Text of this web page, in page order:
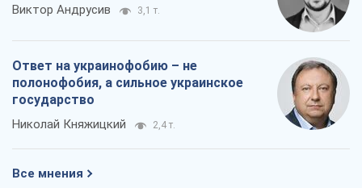
Виктор Андрусив 3,1 т.
Ответ на украинофобию – не
полонофобия, а сильное украинское
государство
Николай Княжицкий 2,4 т.
Все мнения